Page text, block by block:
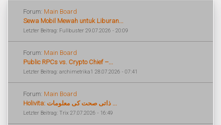
Forum: Main Board
Sewa Mobil Mewah untuk Liburan...
Letzter Beitrag: Fullbuster 29.07.2026 - 20:09
Forum: Main Board
Public RPCs vs. Crypto Chief –...
Letzter Beitrag: archimetrika1 28.07.2026 - 07:41
Forum: Main Board
Holivita: ذاتی صحت کی معلومات ...
Letzter Beitrag: Trix 27.07.2026 - 16:49